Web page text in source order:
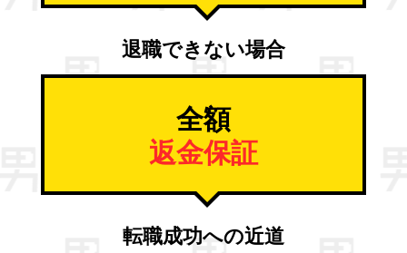
退職できない場合
全額
返金保証
転職成功への近道